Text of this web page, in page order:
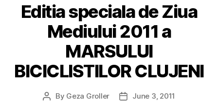
Editia speciala de Ziua
Mediului 2011 a
MARSULUI
BICICLISTILOR CLUJENI
Post
By Geza Groller
PostJune 3, 2011